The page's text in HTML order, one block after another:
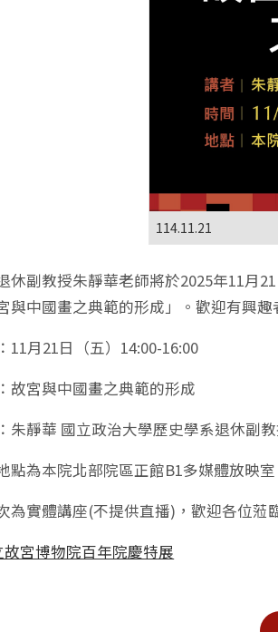
114.11.21
休副教授朱靜華老師將於2025年11月
與中國畫之典範的形成」。歡迎有興
11月21日（五）14:00-16:00
故宮與中國畫之典範的形成
朱靜華 國立政治大學歷史學系退休副
點為本院北部院區正館B1多媒體放映室
為實體講座(不提供直播)，歡迎各位蒞
故宮博物院百年院慶特展